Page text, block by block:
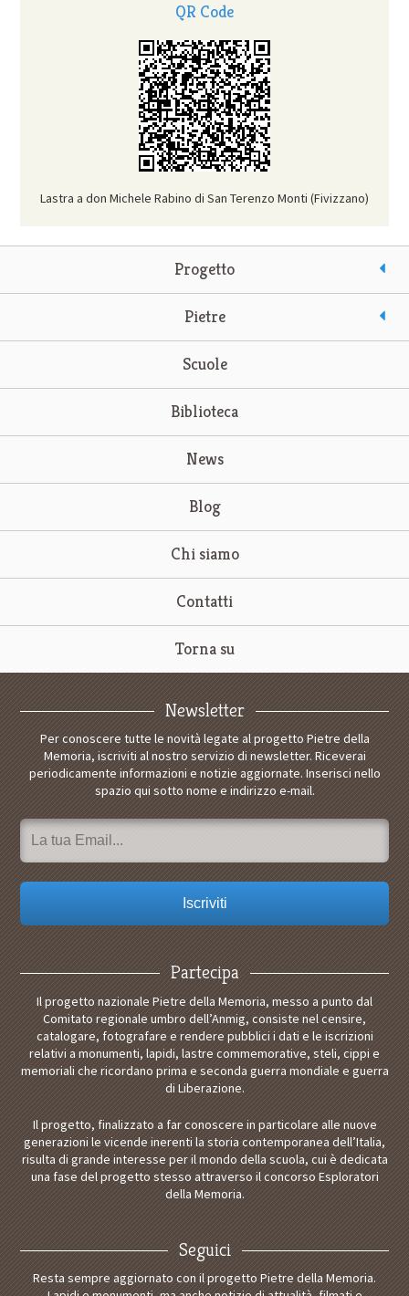
QR Code
Lastra a don Michele Rabino di San Terenzo Monti (Fivizzano)
Progetto
Pietre
Scuole
Biblioteca
News
Blog
Chi siamo
Contatti
Torna su
Newsletter
Per conoscere tutte le novità legate al progetto Pietre della
Memoria, iscriviti al nostro servizio di newsletter. Riceverai
periodicamente informazioni e notizie aggiornate. Inserisci nello
spazio qui sotto nome e indirizzo e-mail.
Partecipa
Il progetto nazionale Pietre della Memoria, messo a punto dal
Comitato regionale umbro dell’Anmig, consiste nel censire,
catalogare, fotografare e rendere pubblici i dati e le iscrizioni
relativi a monumenti, lapidi, lastre commemorative, steli, cippi e
memoriali che ricordano prima e seconda guerra mondiale e guerra
di Liberazione.
Il progetto, finalizzato a far conoscere in particolare alle nuove
generazioni le vicende inerenti la storia contemporanea dell’Italia,
risulta di grande interesse per il mondo della scuola, cui è dedicata
una fase del progetto stesso attraverso il concorso Esploratori
della Memoria.
Seguici
Resta sempre aggiornato con il progetto Pietre della Memoria.